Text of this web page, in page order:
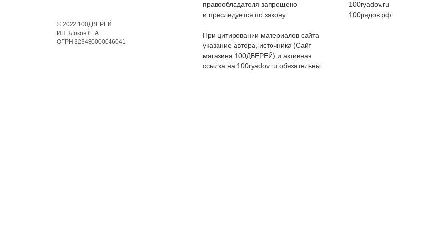
© 2022 100ДВЕРЕЙ
ИП Клоков С. А.
ОГРН 323480000046041
правообладателя запрещено
и преследуется по закону.
При цитировании материалов сайта
указание автора, источника (Сайт
магазина 100ДВЕРЕЙ) и активная
ссылка на 100ryadov.ru обязательны.
100ryadov.ru
100рядов.рф